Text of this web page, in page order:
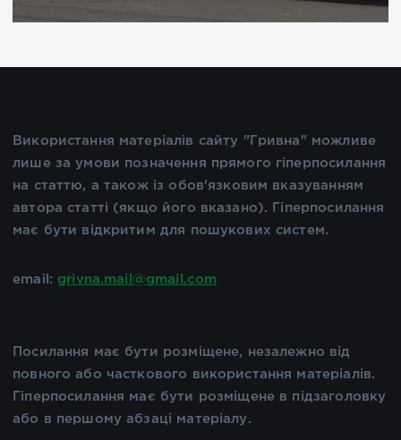
Використання матеріалів сайту "Гривна" можливе
лише за умови позначення прямого гіперпосилання
на статтю, а також із обов'язковим вказуванням
автора статті (якщо його вказано). Гіперпосилання
має бути відкритим для пошукових систем.
email: grivna.mail@gmail.com
Посилання має бути розміщене, незалежно від
повного або часткового використання матеріалів.
Гіперпосилання має бути розміщене в підзаголовку
або в першому абзаці матеріалу.